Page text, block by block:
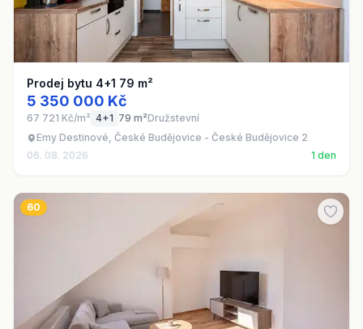
Prodej bytu 4+1 79 m²
5 350 000 Kč
67 721 Kč/m² 4+1 79 m²Družstevní
Emy Destinové, České Budějovice - České Budějovice 2
06. 08. 2026
1 den
60